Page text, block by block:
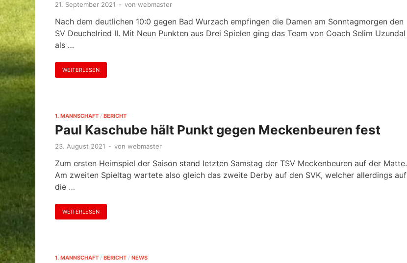
21. September 2021 - von webmaster
Nach dem deutlichen 10:0 gegen Bad Wurzach empfingen die Damen am Sonntagmorgen den
SV Deuchelried II. Mit Neun Punkten aus Drei Spielen ging das Team von Coach Selim Uzundal
als …
WEITERLESEN
1. MANNSCHAFT / BERICHT
Paul Kaschube hält Punkt gegen Meckenbeuren fest
23. August 2021 - von webmaster
Zum ersten Heimspiel der Saison stand letzten Samstag der TSV Meckenbeuren auf der Matte.
Am zweiten Spieltag wartete also gleich das zweite Derby auf den SVK, welcher allerdings auf
die …
WEITERLESEN
1. MANNSCHAFT / BERICHT / NEWS